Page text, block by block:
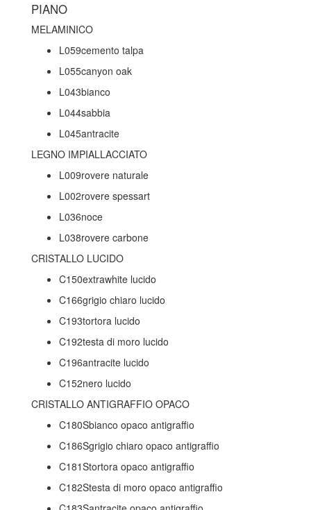
PIANO
MELAMINICO
L059cemento talpa
L055canyon oak
L043bianco
L044sabbia
L045antracite
LEGNO IMPIALLACCIATO
L009rovere naturale
L002rovere spessart
L036noce
L038rovere carbone
CRISTALLO LUCIDO
C150extrawhite lucido
C166grigio chiaro lucido
C193tortora lucido
C192testa di moro lucido
C196antracite lucido
C152nero lucido
CRISTALLO ANTIGRAFFIO OPACO
C180Sbianco opaco antigraffio
C186Sgrigio chiaro opaco antigraffio
C181Stortora opaco antigraffio
C182Stesta di moro opaco antigraffio